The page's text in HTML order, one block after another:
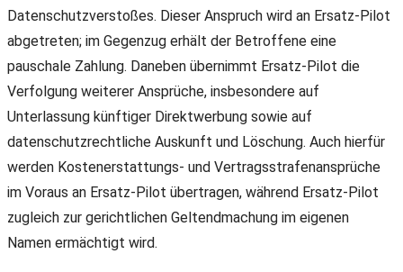
Datenschutzverstoßes. Dieser Anspruch wird an Ersatz-Pilot
abgetreten; im Gegenzug erhält der Betroffene eine
pauschale Zahlung. Daneben übernimmt Ersatz-Pilot die
Verfolgung weiterer Ansprüche, insbesondere auf
Unterlassung künftiger Direktwerbung sowie auf
datenschutzrechtliche Auskunft und Löschung. Auch hierfür
werden Kostenerstattungs- und Vertragsstrafenansprüche
im Voraus an Ersatz-Pilot übertragen, während Ersatz-Pilot
zugleich zur gerichtlichen Geltendmachung im eigenen
Namen ermächtigt wird.